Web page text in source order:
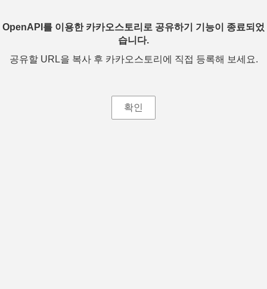
OpenAPI를 이용한 카카오스토리로 공유하기 기능이 종료되었
습니다.
공유할 URL을 복사 후 카카오스토리에 직접 등록해 보세요.
확인